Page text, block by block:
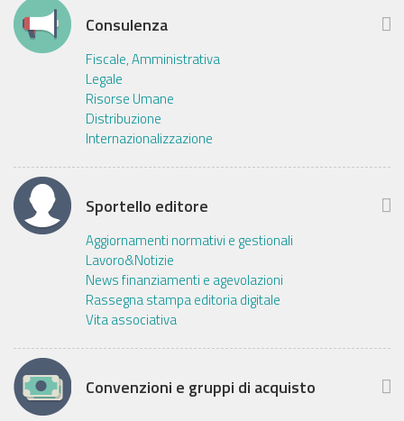
Consulenza
Fiscale, Amministrativa
Legale
Risorse Umane
Distribuzione
Internazionalizzazione
Sportello editore
Aggiornamenti normativi e gestionali
Lavoro&Notizie
News finanziamenti e agevolazioni
Rassegna stampa editoria digitale
Vita associativa
Convenzioni e gruppi di acquisto